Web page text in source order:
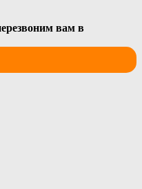
вам в